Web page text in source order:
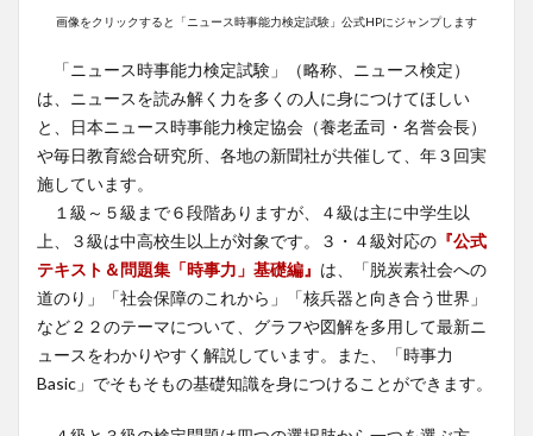
画像をクリックすると「ニュース時事能力検定試験」公式HPにジャンプします
「ニュース時事能力検定試験」（略称、ニュース検定）
は、ニュースを読み解く力を多くの人に身につけてほしい
と、日本ニュース時事能力検定協会（養老孟司・名誉会長）
や毎日教育総合研究所、各地の新聞社が共催して、年３回実
施しています。
１級～５級まで６段階ありますが、４級は主に中学生以
上、３級は中高校生以上が対象です。３・４級対応の 『公式
テキスト＆問題集「時事力」基礎編』 は、「脱炭素社会への
道のり」「社会保障のこれから」「核兵器と向き合う世界」
など２２のテーマについて、グラフや図解を多用して最新ニ
ュースをわかりやすく解説しています。また、「時事力
Basic」でそもそもの基礎知識を身につけることができます。